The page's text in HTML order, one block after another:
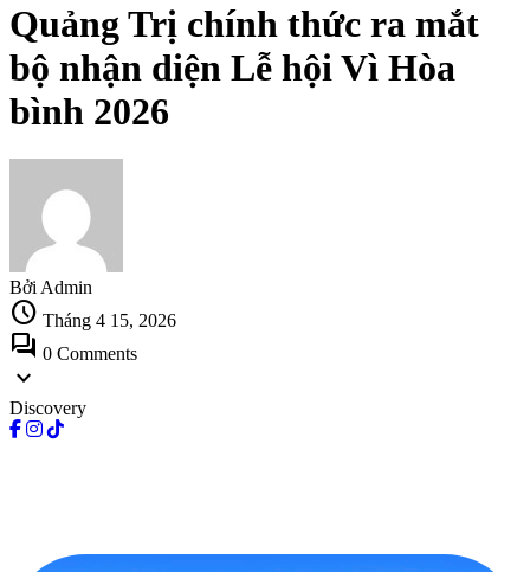
Quảng Trị chính thức ra mắt
bộ nhận diện Lễ hội Vì Hòa
bình 2026
Bởi Admin
schedule Tháng 4 15, 2026
forum 0 Comments
expand_more
Discovery